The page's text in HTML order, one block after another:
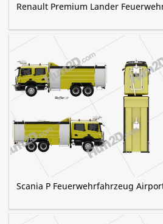
Renault Premium Lander
Scania P Feuerwehrfahrzeug